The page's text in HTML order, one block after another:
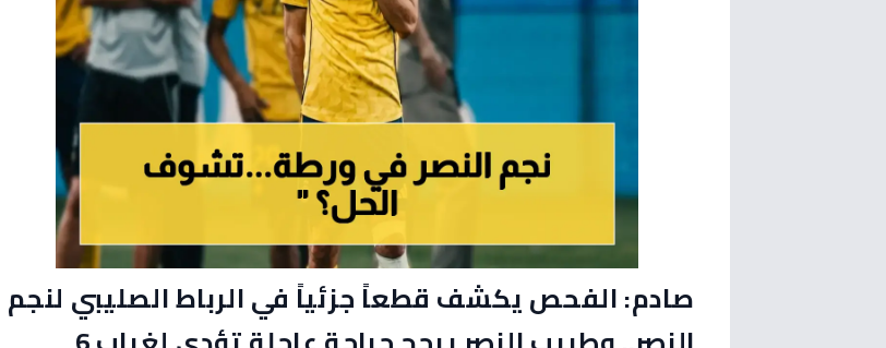
صادم: الفحص يكشف قطعاً جزئياً في الرباط الصليبي لنجم